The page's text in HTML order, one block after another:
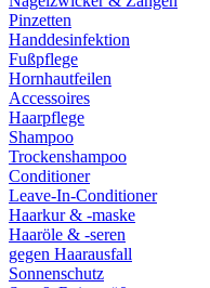
Pinzetten
Handdesinfektion
Fußpflege
Hornhautfeilen
Accessoires
Haarpflege
Shampoo
Trockenshampoo
Conditioner
Leave-In-Conditioner
Haarkur & -maske
Haaröle & -seren
gegen Haarausfall
Sonnenschutz